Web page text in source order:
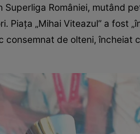
României, mutând
„Mihai Viteazul” a fost
consemnat de olteni, încheiat